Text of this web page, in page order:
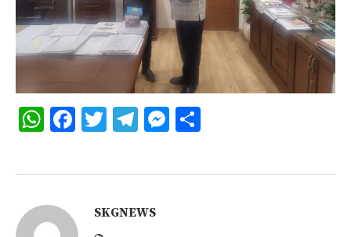
WhatsApp
Facebook
Twitter
Telegram
Messenger
SKGNEWS